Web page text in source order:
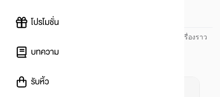
โปรโมชั่น
บทความ
รับหิ้ว
#
ปันโปร PUNPRO ที่ 1 ด้านโปรโมชัน อัปเดตและติดตามทุกเรื่องราว
โปรโมชัน